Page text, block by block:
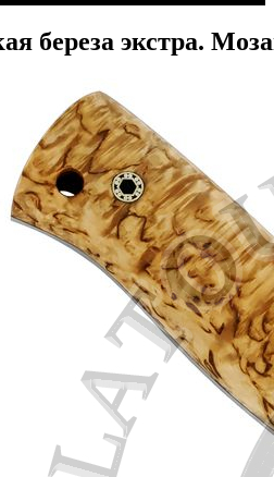
береза экстра.